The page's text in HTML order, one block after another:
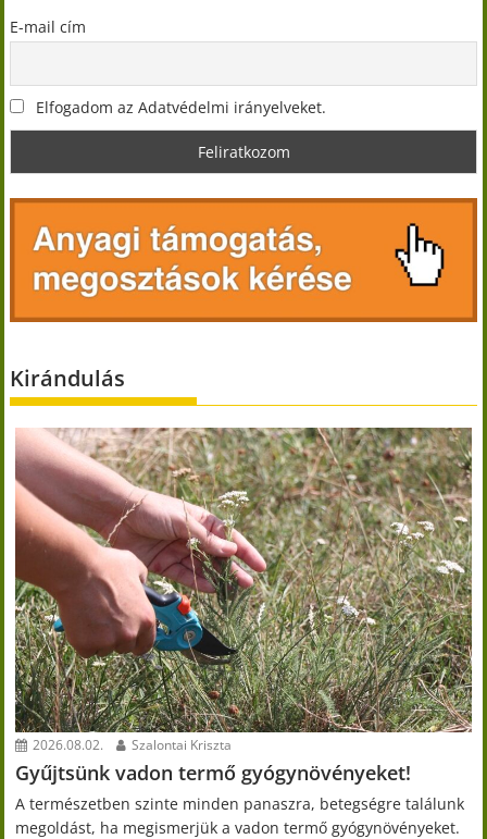
E-mail cím
Elfogadom az Adatvédelmi irányelveket.
Kirándulás
2026.08.02. Szalontai Kriszta
Gyűjtsünk vadon termő gyógynövényeket!
A természetben szinte minden panaszra, betegségre találunk
megoldást, ha megismerjük a vadon termő gyógynövényeket.